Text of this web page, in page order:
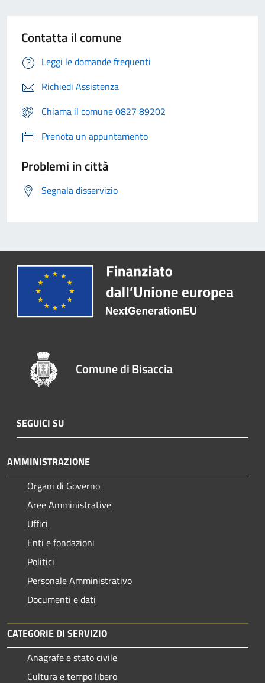
Contatta il comune
Leggi le domande frequenti
Richiedi Assistenza
Chiama il comune 0827 89202
Prenota un appuntamento
Problemi in città
Segnala disservizio
Comune di Bisaccia
SEGUICI SU
AMMINISTRAZIONE
Organi di Governo
Aree Amministrative
Uffici
Enti e fondazioni
Politici
Personale Amministrativo
Documenti e dati
CATEGORIE DI SERVIZIO
Anagrafe e stato civile
Cultura e tempo libero